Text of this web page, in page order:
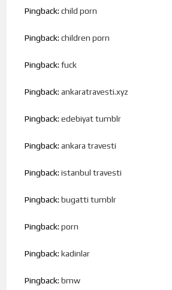
Pingback:child porn
Pingback:children porn
Pingback:fuck
Pingback:ankaratravesti.xyz
Pingback:edebiyat tumblr
Pingback:ankara travesti
Pingback:istanbul travesti
Pingback:bugatti tumblr
Pingback:porn
Pingback:kadinlar
Pingback:bmw